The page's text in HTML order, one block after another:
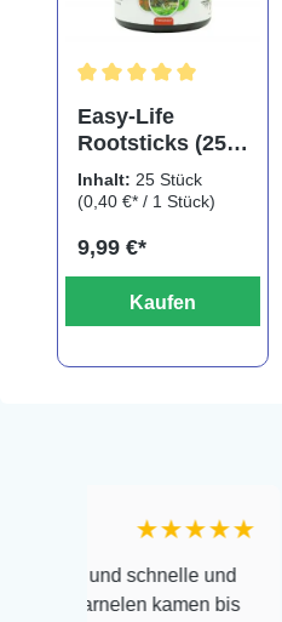
Easy-Life
Rootsticks (25
Sticks)
Inhalt: 25 Stück
(0,40 €* / 1 Stück)
9,99 €*
Kaufen
★★★★★
schnelle und
kamen bis
Der